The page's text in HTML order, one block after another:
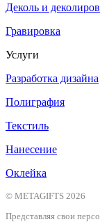
Деколь и
Гравировка
Услуги
Разработка дизайна
Полиграфия
Текстиль
Нанесение
Оклейка
© METAGIFTS 2026
Представляя свои